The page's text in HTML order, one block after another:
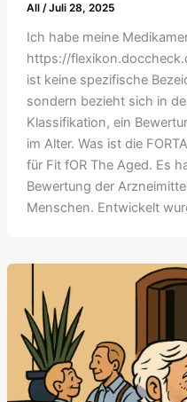
All /Juli 28, 2025
Ich habe meine
https://
ist keine spezifische
sondern bezieht sich in
Klassifikation, ein
im Alter. Was ist die
für Fit fOR The Aged. Es
Bewertung der
Menschen. Entwickelt